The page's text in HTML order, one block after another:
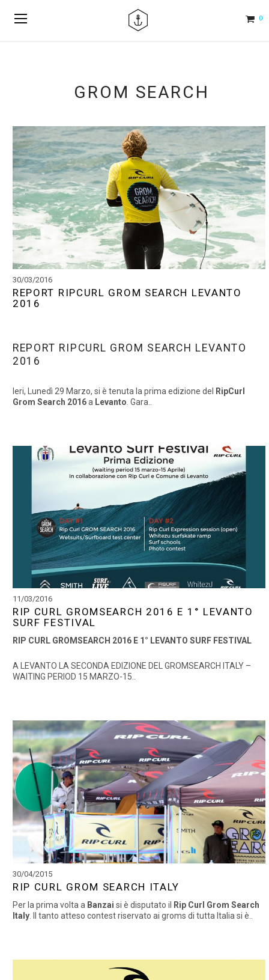
0
GROM SEARCH
30/03/2016
REPORT RIPCURL GROM SEARCH LEVANTO
2016
REPORT RIPCURL GROM SEARCH LEVANTO
2016
Ieri, Lunedì 29 Marzo, si è tenuta la prima edizione del
RipCurl
Grom Search 2016a Levanto . Gara..
11/03/2016
RIP CURL GROMSEARCH 2016 E 1° LEVANTO
SURF FESTIVAL
RIP CURL GROMSEARCH 2016 E 1° LEVANTO SURF FESTIVAL
A LEVANTO LA SECONDA EDIZIONE DEL GROMSEARCH ITALY –
WAITING PERIOD 15 MARZO-15..
30/04/2015
RIP CURL GROM SEARCH ITALY
Per la prima volta a Banzai si è disputato il
Rip Curl Grom Search
Italy. Il tanto atteso contest riservato ai groms di tutta Italia si è..